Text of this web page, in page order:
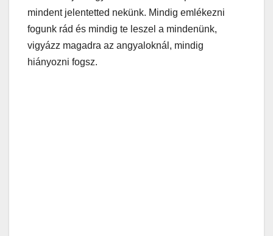
mindent jelentetted nekünk. Mindig emlékezni
fogunk rád és mindig te leszel a mindenünk,
vigyázz magadra az angyaloknál, mindig
hiányozni fogsz.